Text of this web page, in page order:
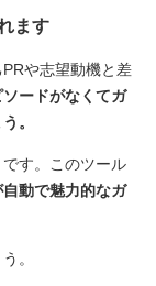
ます
や志望動機と差
ードがなくてガ
。
です。このツール
動で魅力的なガ
。